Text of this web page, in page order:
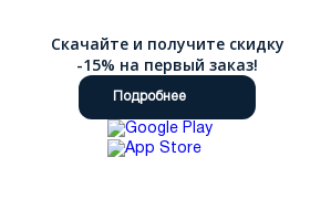
Скачайте и получите скидку
-15% на первый заказ!
Подробнее